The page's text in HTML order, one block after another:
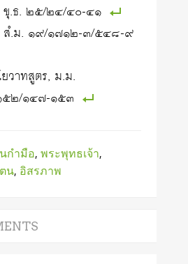
ขุ.ธ. ๒๕/๒๔/๔๐-๔๑
สํ.ม. ๑๙/๑๗๑๒-๓/๕๔๘-๙
วาทสูตร, ม.ม.
๒/๑๔๗-๑๕๓
กำมือ,พระพุทธเจ้า,
น, อิสรภาพ